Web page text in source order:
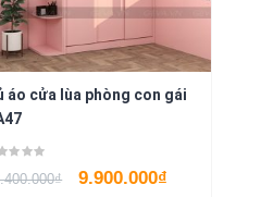
áo cửa lùa phòng con gái
₫ 9.900.000₫